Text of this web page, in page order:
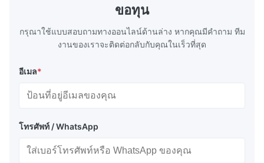
ขอทุน
กรุณาใช้แบบสอบถามทางออนไลน์ด้านล่าง หากคุณมีคําถาม ทีม
งานของเราจะติดต่อกลับกับคุณในเร็วที่สุด
อีเมล*
โทรศัพท์ / WhatsApp